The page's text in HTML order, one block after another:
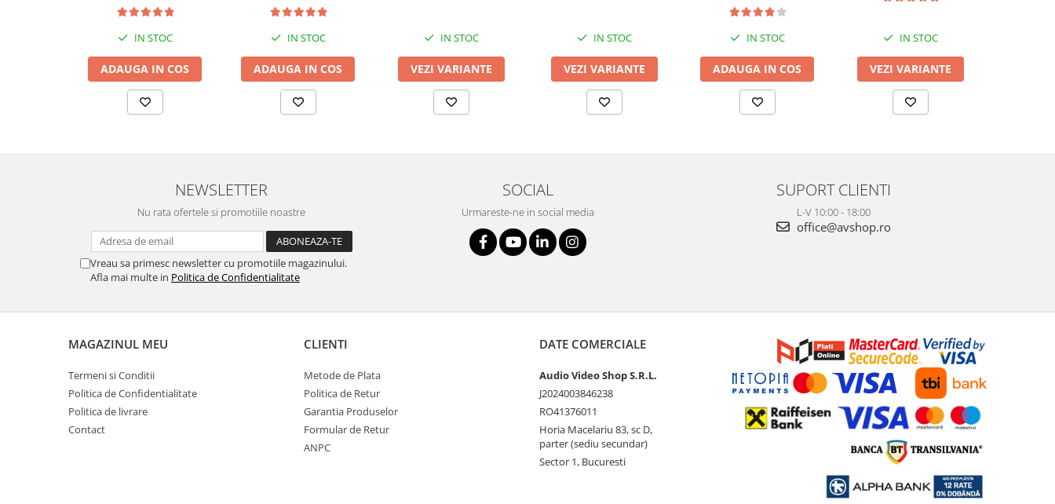
IN STOC
ADAUGA IN COS
IN STOC
ADAUGA IN COS
IN STOC
VEZI VARIANTE
IN STOC
VEZI VARIANTE
IN STOC
ADAUGA IN COS
IN STOC
VEZI VARIANTE
NEWSLETTER
Nu rata ofertele si promotiile noastre
Vreau sa primesc newsletter cu promotiile magazinului.
Afla mai multe in Politica de Confidentialitate
SOCIAL
Urmareste-ne in social media
SUPORT CLIENTI
L-V 10:00 - 18:00
office@avshop.ro
MAGAZINUL MEU
Termeni si Conditii
Politica de Confidentialitate
Politica de livrare
Contact
CLIENTI
Metode de Plata
Politica de Retur
Garantia Produselor
Formular de Retur
ANPC
DATE COMERCIALE
Audio Video Shop S.R.L.
J2024003846238
RO41376011
Horia Macelariu 83, sc D,
parter (sediu secundar)
Sector 1, Bucuresti